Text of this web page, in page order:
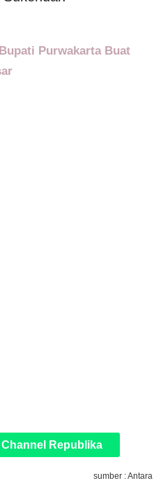
Purwakarta Buat
Republika
sumber : Antara